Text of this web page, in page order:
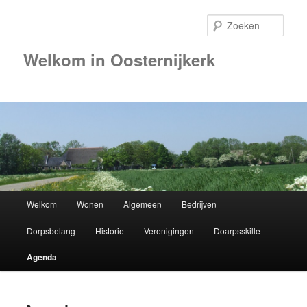
Welkom in Oosternijkerk
Spring
naar
de
Welkom Wonen Algemeen Bedrijven
Dorpsbelang Historie Verenigingen Doarpsskille
Agenda